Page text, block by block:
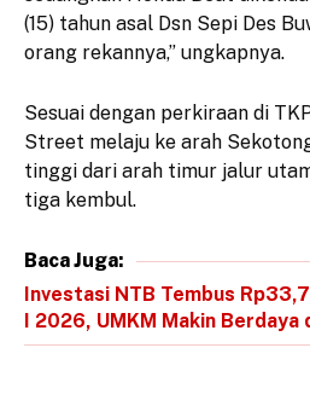
(15) tahun asal Dsn Sepi Des
orang rekannya,” ungkapnya.
Sesuai dengan perkiraan di
Street melaju ke arah
tinggi dari arah timur jalur
tiga kembul.
Baca Juga:
Investasi NTB Tembus
I 2026, UMKM Makin Berdaya